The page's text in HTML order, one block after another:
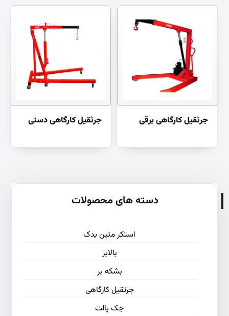
جرثقیل کارگاهی برقی جرثقیل کارگاهی دستی
دسته های محصولات
استکر متین یدک
بالابر
بشکه بر
جرثقیل کارگاهی
جک پالت